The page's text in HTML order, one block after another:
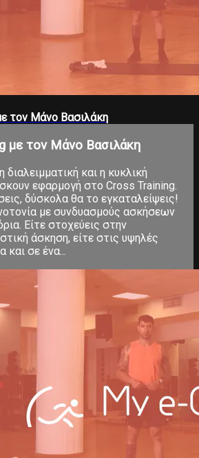
τον Μάνο Βασιλάκη
με τον Μάνο Βασιλάκη
διαλειμματική και η κυκλική
εφαρμογή στο Cross Training.
δύσκολα θα το εγκαταλείψεις!
με συνδυασμούς ασκήσεων
Είτε στοχεύεις στην
άσκηση, είτε στις υψηλές
σε ένα...